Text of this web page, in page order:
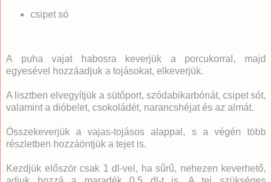
csipet só
A puha vajat habosra keverjük a porcukorral, majd
egyesével hozzáadjuk a tojásokat, elkeverjük.
A lisztben elvegyítjük a sütőport, szódabikarbónát, csipet sót,
valamint a dióbelet, csokoládét, narancshéjat és az almát.
Összekeverjük a vajas-tojásos alappal, s a végén több
részletben hozzáöntjük a tejet is.
Kezdjük először csak 1 dl-vel, ha sűrű, nehezen keverhető,